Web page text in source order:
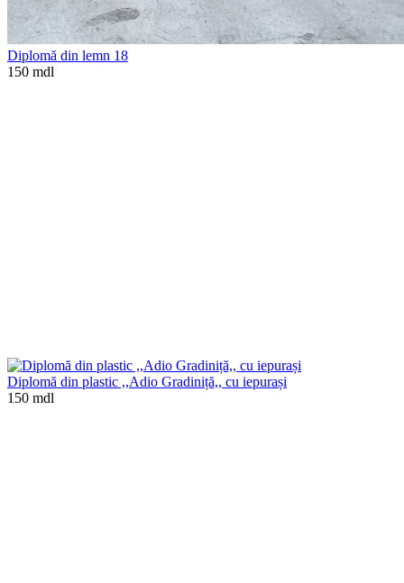
Diplomă din lemn 18
150 mdl
Diplomă din plastic ,,Adio Gradiniță,, cu iepurași
150 mdl